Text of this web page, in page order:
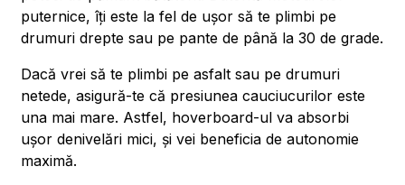
puternice, îți este la fel de ușor să te plimbi pe
drumuri drepte sau pe pante de până la 30 de grade.
Dacă vrei să te plimbi pe asfalt sau pe drumuri
netede, asigură-te că presiunea cauciucurilor este
una mai mare. Astfel, hoverboard-ul va absorbi
ușor denivelări mici, și vei beneficia de autonomie
maximă.